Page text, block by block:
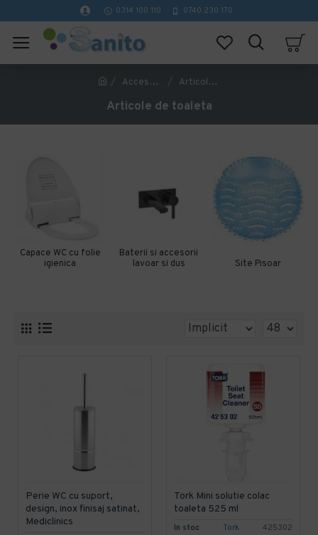
0314 100 110 0740 230 170
Accesorii pentru toaleta Articole de toaleta
Articole de toaleta
Capace WC cu folie
igienica
Baterii si accesorii
lavoar si dus
Site Pisoar
Perie WC cu suport,
design, inox finisaj satinat,
Mediclinics
In stoc Tork 425302
Tork Mini solutie colac
toaleta 525 ml